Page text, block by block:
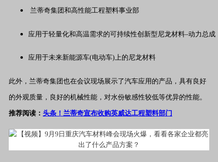
兰蒂奇集团和高性能工程塑料事业部
应用于轻量化和高温需求的可持续性创新型尼龙材料–动力总成
应用于未来新能源车(电动车)上的尼龙材料
此外，兰蒂奇集团也在会议现场展示了汽车应用的产品，具有良好
的外观质量，良好的机械性能，对水份敏感性较低等优异的性能。
推荐阅读： 头条！兰蒂奇宣布收购英威达工程塑料部门